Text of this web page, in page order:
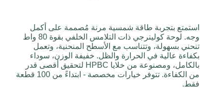
استمتع بتجربة طاقة شمسية مرنة مُصممة على أكمل
وجه. لوحة كولينرجي ذات التلامس الخلفي بقوة 80 واط
تنحني بسهولة، وتتناسب مع الأسطح المنحنية، وتعمل
بكفاءة عالية في الحرارة والظل. خفيفة الوزن، سوداء
بالكامل، ومصنوعة من خلايا HPBC لتحقيق أقصى قدر
من الكفاءة. تتوفر خيارات مخصصة - ابتداءً من 100 قطعة
فقط.